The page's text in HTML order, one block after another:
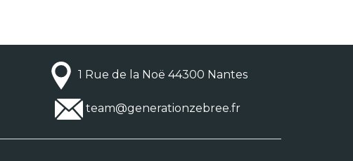
1 Rue de la Noë 44300 Nantes
team@generationzebree.fr